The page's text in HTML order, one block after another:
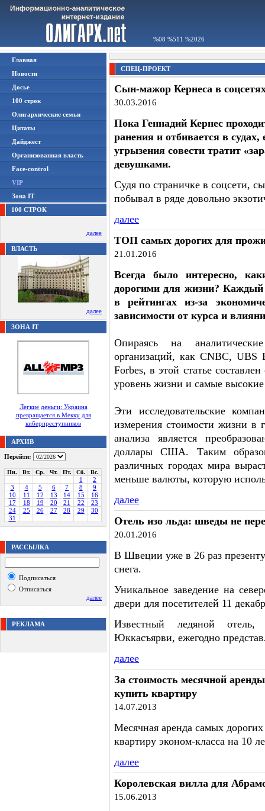
%08 %511 %2026
Главная
Новости
Досье
100 строк
Олигархические семьи
Цитаты
Дайджест
Организованная власть
Face-control
VIP
Зона IT
100 СТРОК
далее
ВЛАСТЬ
далее
ЗОНА IT
Легкие деньги: Украина
превращается в Мекку для
киберпреступников
АРХИВ
Перейти:
Пн. Вт. Ср. Чт. Пт. Сб. Вс.
1
2
3
4 5 6 7 8
9
10
11 12 13 14 15
16
17
18 19 20 21 22
23
24
25 26 27 28 29
30
31
РАССЫЛКА
Подписаться
Отписаться
далее
РЕКЛАМА
СПЕЦ-ПРОЕКТ
Сын-мажор Кернеса в
30.03.2016
Пока Геннадий Кернес
ранения и отбивается в
угрызения совести тратит
девушками.
Судя по страничке в соцсети,
побывал в ряде довольно
далее
ТОП самых дорогих для
21.01.2016
Всегда было интересно,
дорогими для жизни? Каждый
в рейтингах из-за
зависимости от курса и
Опираясь на
организаций, как CNBC, UBS
Forbes, в этой статье
уровень жизни и самые
Эти исследовательские
измерения стоимости жизни в
анализа является
доллары США. Таким
различных городах мира
меньше валюты, которую
далее
Отель изо льда: шведы не
20.01.2016
В Швеции уже в 26 раз
снега.
Уникальное заведение на
двери для посетителей 11
Известный ледяной
Юккасъярви, ежегодно
далее
За стоимость месячной
купить квартиру
14.07.2013
Месячная аренда самых
квартиру эконом-класса на 10
далее
Королевская вилла для
15.06.2013